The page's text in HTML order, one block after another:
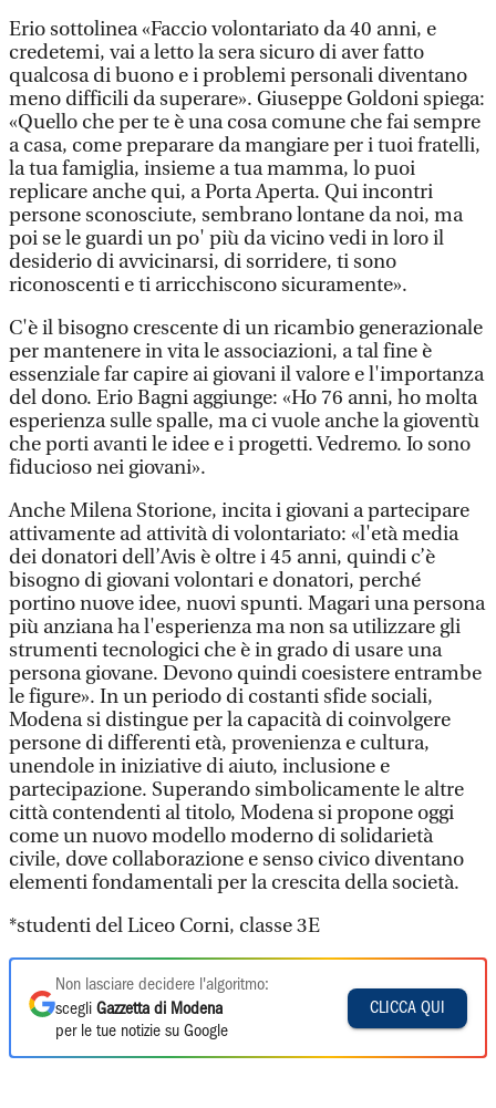
Erio sottolinea «Faccio volontariato da 40 anni, e
credetemi, vai a letto la sera sicuro di aver fatto
qualcosa di buono e i problemi personali diventano
meno difficili da superare». Giuseppe Goldoni spiega:
«Quello che per te è una cosa comune che fai sempre
a casa, come preparare da mangiare per i tuoi fratelli,
la tua famiglia, insieme a tua mamma, lo puoi
replicare anche qui, a Porta Aperta. Qui incontri
persone sconosciute, sembrano lontane da noi, ma
poi se le guardi un po' più da vicino vedi in loro il
desiderio di avvicinarsi, di sorridere, ti sono
riconoscenti e ti arricchiscono sicuramente».
C'è il bisogno crescente di un ricambio generazionale
per mantenere in vita le associazioni, a tal fine è
essenziale far capire ai giovani il valore e l'importanza
del dono. Erio Bagni aggiunge: «Ho 76 anni, ho molta
esperienza sulle spalle, ma ci vuole anche la gioventù
che porti avanti le idee e i progetti. Vedremo. Io sono
fiducioso nei giovani».
Anche Milena Storione, incita i giovani a partecipare
attivamente ad attività di volontariato: «l'età media
dei donatori dell’Avis è oltre i 45 anni, quindi c’è
bisogno di giovani volontari e donatori, perché
portino nuove idee, nuovi spunti. Magari una persona
più anziana ha l'esperienza ma non sa utilizzare gli
strumenti tecnologici che è in grado di usare una
persona giovane. Devono quindi coesistere entrambe
le figure». In un periodo di costanti sfide sociali,
Modena si distingue per la capacità di coinvolgere
persone di differenti età, provenienza e cultura,
unendole in iniziative di aiuto, inclusione e
partecipazione. Superando simbolicamente le altre
città contendenti al titolo, Modena si propone oggi
come un nuovo modello moderno di solidarietà
civile, dove collaborazione e senso civico diventano
elementi fondamentali per la crescita della società.
*studenti del Liceo Corni, classe 3E
Non lasciare decidere l'algoritmo:
scegli Gazzetta di Modena
per le tue notizie su Google
CLICCA QUI